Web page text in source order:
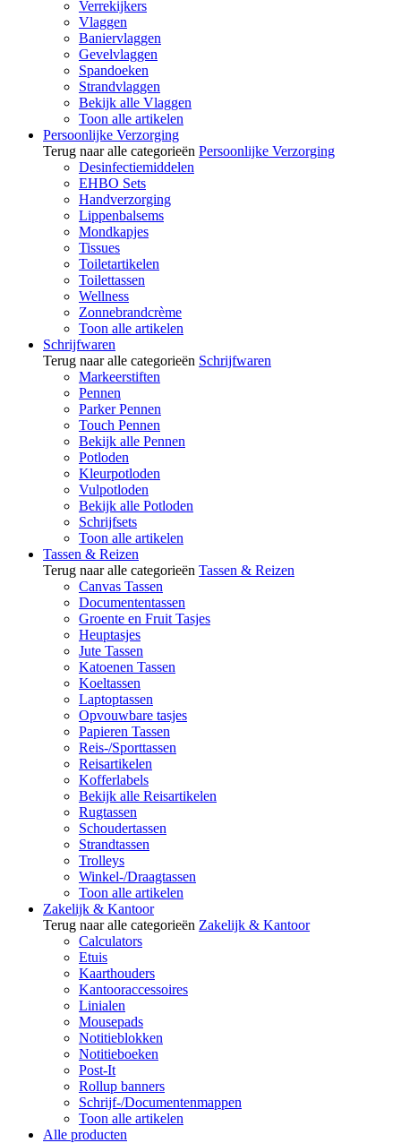
Verrekijkers
Vlaggen
Baniervlaggen
Gevelvlaggen
Spandoeken
Strandvlaggen
Bekijk alle Vlaggen
Toon alle artikelen
Persoonlijke Verzorging
Terug naar alle categorieën Persoonlijke Verzorging
Desinfectiemiddelen
EHBO Sets
Handverzorging
Lippenbalsems
Mondkapjes
Tissues
Toiletartikelen
Toilettassen
Wellness
Zonnebrandcrème
Toon alle artikelen
Schrijfwaren
Terug naar alle categorieën Schrijfwaren
Markeerstiften
Pennen
Parker Pennen
Touch Pennen
Bekijk alle Pennen
Potloden
Kleurpotloden
Vulpotloden
Bekijk alle Potloden
Schrijfsets
Toon alle artikelen
Tassen & Reizen
Terug naar alle categorieën Tassen & Reizen
Canvas Tassen
Documententassen
Groente en Fruit Tasjes
Heuptasjes
Jute Tassen
Katoenen Tassen
Koeltassen
Laptoptassen
Opvouwbare tasjes
Papieren Tassen
Reis-/Sporttassen
Reisartikelen
Kofferlabels
Bekijk alle Reisartikelen
Rugtassen
Schoudertassen
Strandtassen
Trolleys
Winkel-/Draagtassen
Toon alle artikelen
Zakelijk & Kantoor
Terug naar alle categorieën Zakelijk & Kantoor
Calculators
Etuis
Kaarthouders
Kantooraccessoires
Linialen
Mousepads
Notitieblokken
Notitieboeken
Post-It
Rollup banners
Schrijf-/Documentenmappen
Toon alle artikelen
Alle producten